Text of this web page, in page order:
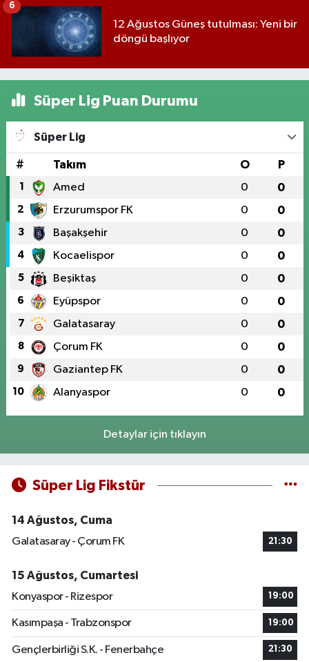
12 Ağustos Güneş tutulması: Yeni bir
döngü başlıyor
6
Süper Lig Puan Durumu
Süper Lig
# Takım O P
1 Amed 0 0
2 Erzurumspor FK 0 0
3 Başakşehir 0 0
4 Kocaelispor 0 0
5 Beşiktaş 0 0
6 Eyüpspor 0 0
7 Galatasaray 0 0
8 Çorum FK 0 0
9 Gaziantep FK 0 0
10 Alanyaspor 0 0
Detaylar için tıklayın
Süper Lig Fikstür
14 Ağustos, Cuma
Galatasaray - Çorum FK
21:30
15 Ağustos, Cumartesi
Konyaspor - Rizespor
19:00
Kasımpaşa - Trabzonspor 19:00
Gençlerbirliği S.K. - Fenerbahçe 21:30